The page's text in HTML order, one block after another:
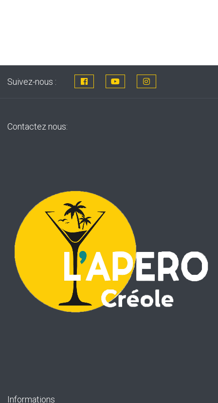
Suivez-nous :
Contactez nous:
Informations